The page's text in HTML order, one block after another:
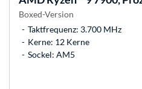
Boxed-Version
Taktfrequenz: 3.700 MHz
Kerne: 12 Kerne
Sockel: AM5